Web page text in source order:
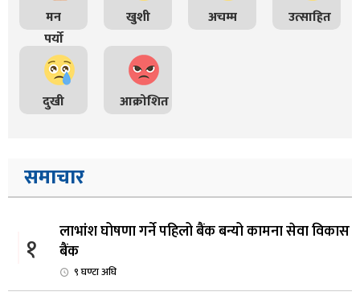
मन
पर्यो
खुशी अचम्म उत्साहित
दुखी आक्रोशित
समाचार
१
लाभांश घोषणा गर्ने पहिलो बैंक बन्यो कामना सेवा विकास
बैंक
९ घण्टा अघि